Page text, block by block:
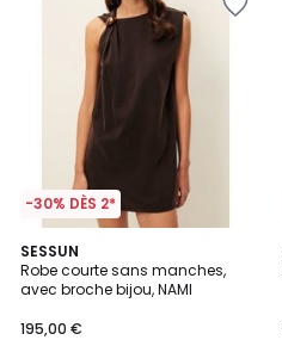
-30% DÈS 2*
SESSUN
Robe courte sans manches,
avec broche bijou, NAMI
195,00 €